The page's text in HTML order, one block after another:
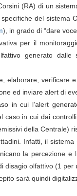
(RA) di un
del
), in grado di “dare
per il
generato dalle
elaborare,
ed inviare alert di
in cui l’alert
caso in cui dai
della Centrale)
Infatti, il
la percezione e
olfattivo (1 per
sarà quindi